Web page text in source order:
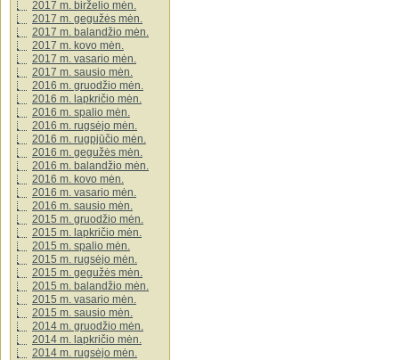
2017 m. birželio mėn.
2017 m. gegužės mėn.
2017 m. balandžio mėn.
2017 m. kovo mėn.
2017 m. vasario mėn.
2017 m. sausio mėn.
2016 m. gruodžio mėn.
2016 m. lapkričio mėn.
2016 m. spalio mėn.
2016 m. rugsėjo mėn.
2016 m. rugpjūčio mėn.
2016 m. gegužės mėn.
2016 m. balandžio mėn.
2016 m. kovo mėn.
2016 m. vasario mėn.
2016 m. sausio mėn.
2015 m. gruodžio mėn.
2015 m. lapkričio mėn.
2015 m. spalio mėn.
2015 m. rugsėjo mėn.
2015 m. gegužės mėn.
2015 m. balandžio mėn.
2015 m. vasario mėn.
2015 m. sausio mėn.
2014 m. gruodžio mėn.
2014 m. lapkričio mėn.
2014 m. rugsėjo mėn.